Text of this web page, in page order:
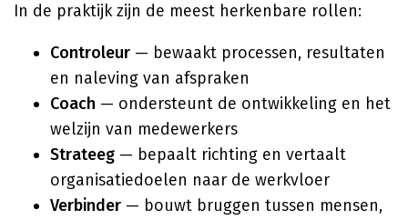
In de praktijk zijn de meest herkenbare rollen:
Controleur — bewaakt processen, resultaten
en naleving van afspraken
Coach — ondersteunt de ontwikkeling en het
welzijn van medewerkers
Strateeg — bepaalt richting en vertaalt
organisatiedoelen naar de werkvloer
Verbinder — bouwt bruggen tussen mensen,